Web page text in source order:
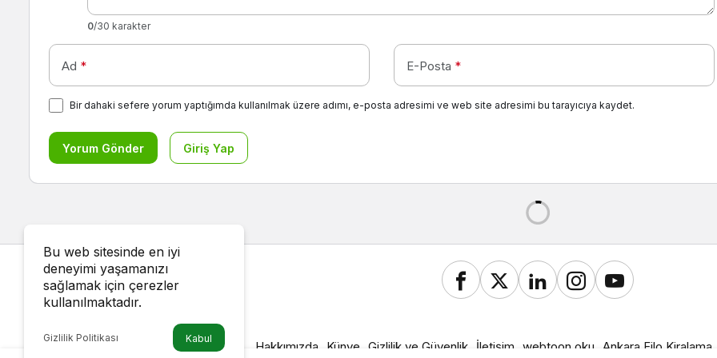
0/30 karakter
Ad * E-Posta *
Bir dahaki sefere yorum yaptığımda kullanılmak üzere adımı, e-posta adresimi ve web site adresimi bu tarayıcıya kaydet.
Yorum Gönder Giriş Yap
Sarıkamış’a Nasıl Gidilir?
Gezgin Özlem Özyazar
22 Ağustos 2022, 21:16
Bu web sitesinde en iyi
deneyimi yaşamanızı
sağlamak için çerezler
kullanılmaktadır.
Gizlilik Politikası Kabul